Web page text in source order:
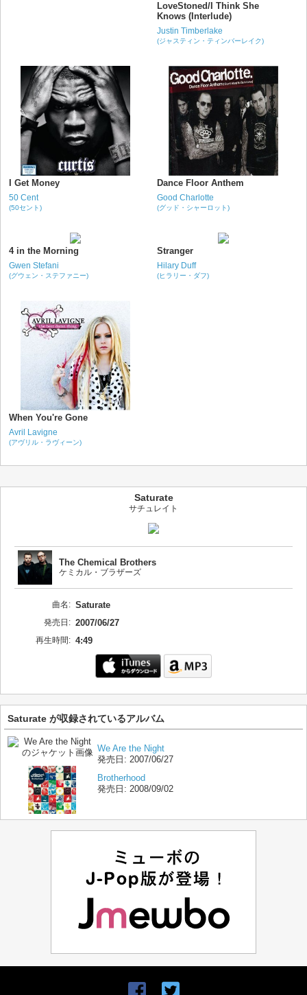
LoveStoned/I Think She
Knows (Interlude)
Justin Timberlake
(ジャスティン・ティンバーレイク)
I Get Money
50 Cent
(50セント)
Dance Floor Anthem
Good Charlotte
(グッド・シャーロット)
4 in the Morning
Gwen Stefani
(グウェン・ステファニー)
Stranger
Hilary Duff
(ヒラリー・ダフ)
When You're Gone
Avril Lavigne
(アヴリル・ラヴィーン)
Saturate
サチュレイト
The Chemical Brothers
ケミカル・ブラザーズ
曲名: Saturate
発売日: 2007/06/27
再生時間: 4:49
Saturate が収録されているアルバム
We Are the Night
発売日: 2007/06/27
Brotherhood
発売日: 2008/09/02